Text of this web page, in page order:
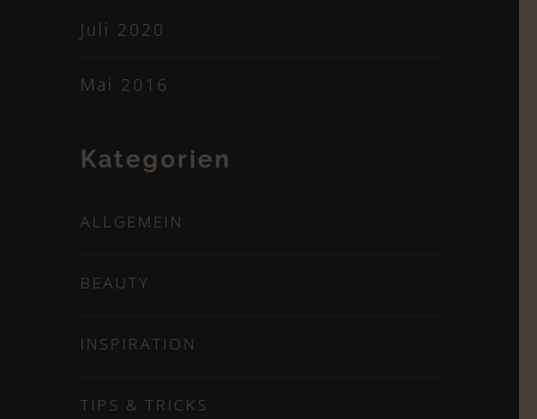
Juli 2020
Mai 2016
Kategorien
ALLGEMEIN
BEAUTY
INSPIRATION
TIPS & TRICKS